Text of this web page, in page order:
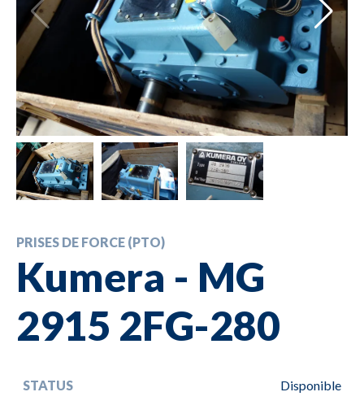
PRISES DE FORCE (PTO)
Kumera - MG
2915 2FG-280
STATUS Disponible